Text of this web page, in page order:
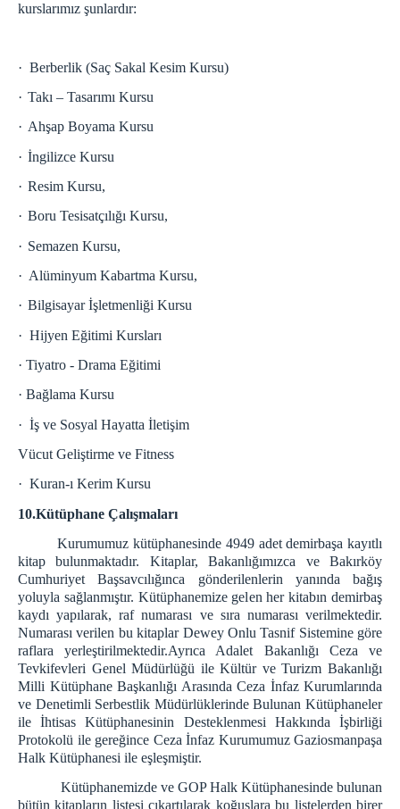
kurslarımız şunlardır:
· Berberlik (Saç Sakal Kesim Kursu)
· Takı – Tasarımı Kursu
· Ahşap Boyama Kursu
· İngilizce Kursu
· Resim Kursu,
· Boru Tesisatçılığı Kursu,
· Semazen Kursu,
· Alüminyum Kabartma Kursu,
· Bilgisayar İşletmenliği Kursu
· Hijyen Eğitimi Kursları
· Tiyatro - Drama Eğitimi
· Bağlama Kursu
· İş ve Sosyal Hayatta İletişim
Vücut Geliştirme ve Fitness
· Kuran-ı Kerim Kursu
10.Kütüphane Çalışmaları
Kurumumuz kütüphanesinde 4949 adet demirbaşa kayıtlı
kitap bulunmaktadır. Kitaplar, Bakanlığımızca ve Bakırköy
Cumhuriyet Başsavcılığınca gönderilenlerin yanında bağış
yoluyla sağlanmıştır. Kütüphanemize gelen her kitabın demirbaş
kaydı yapılarak, raf numarası ve sıra numarası verilmektedir.
Numarası verilen bu kitaplar Dewey Onlu Tasnif Sistemine göre
raflara yerleştirilmektedir.Ayrıca Adalet Bakanlığı Ceza ve
Tevkifevleri Genel Müdürlüğü ile Kültür ve Turizm Bakanlığı
Milli Kütüphane Başkanlığı Arasında Ceza İnfaz Kurumlarında
ve Denetimli Serbestlik Müdürlüklerinde Bulunan Kütüphaneler
ile İhtisas Kütüphanesinin Desteklenmesi Hakkında İşbirliği
Protokolü ile gereğince Ceza İnfaz Kurumumuz Gaziosmanpaşa
Halk Kütüphanesi ile eşleşmiştir.
Kütüphanemizde ve GOP Halk Kütüphanesinde bulunan
bütün kitapların listesi çıkartılarak koğuşlara bu listelerden birer